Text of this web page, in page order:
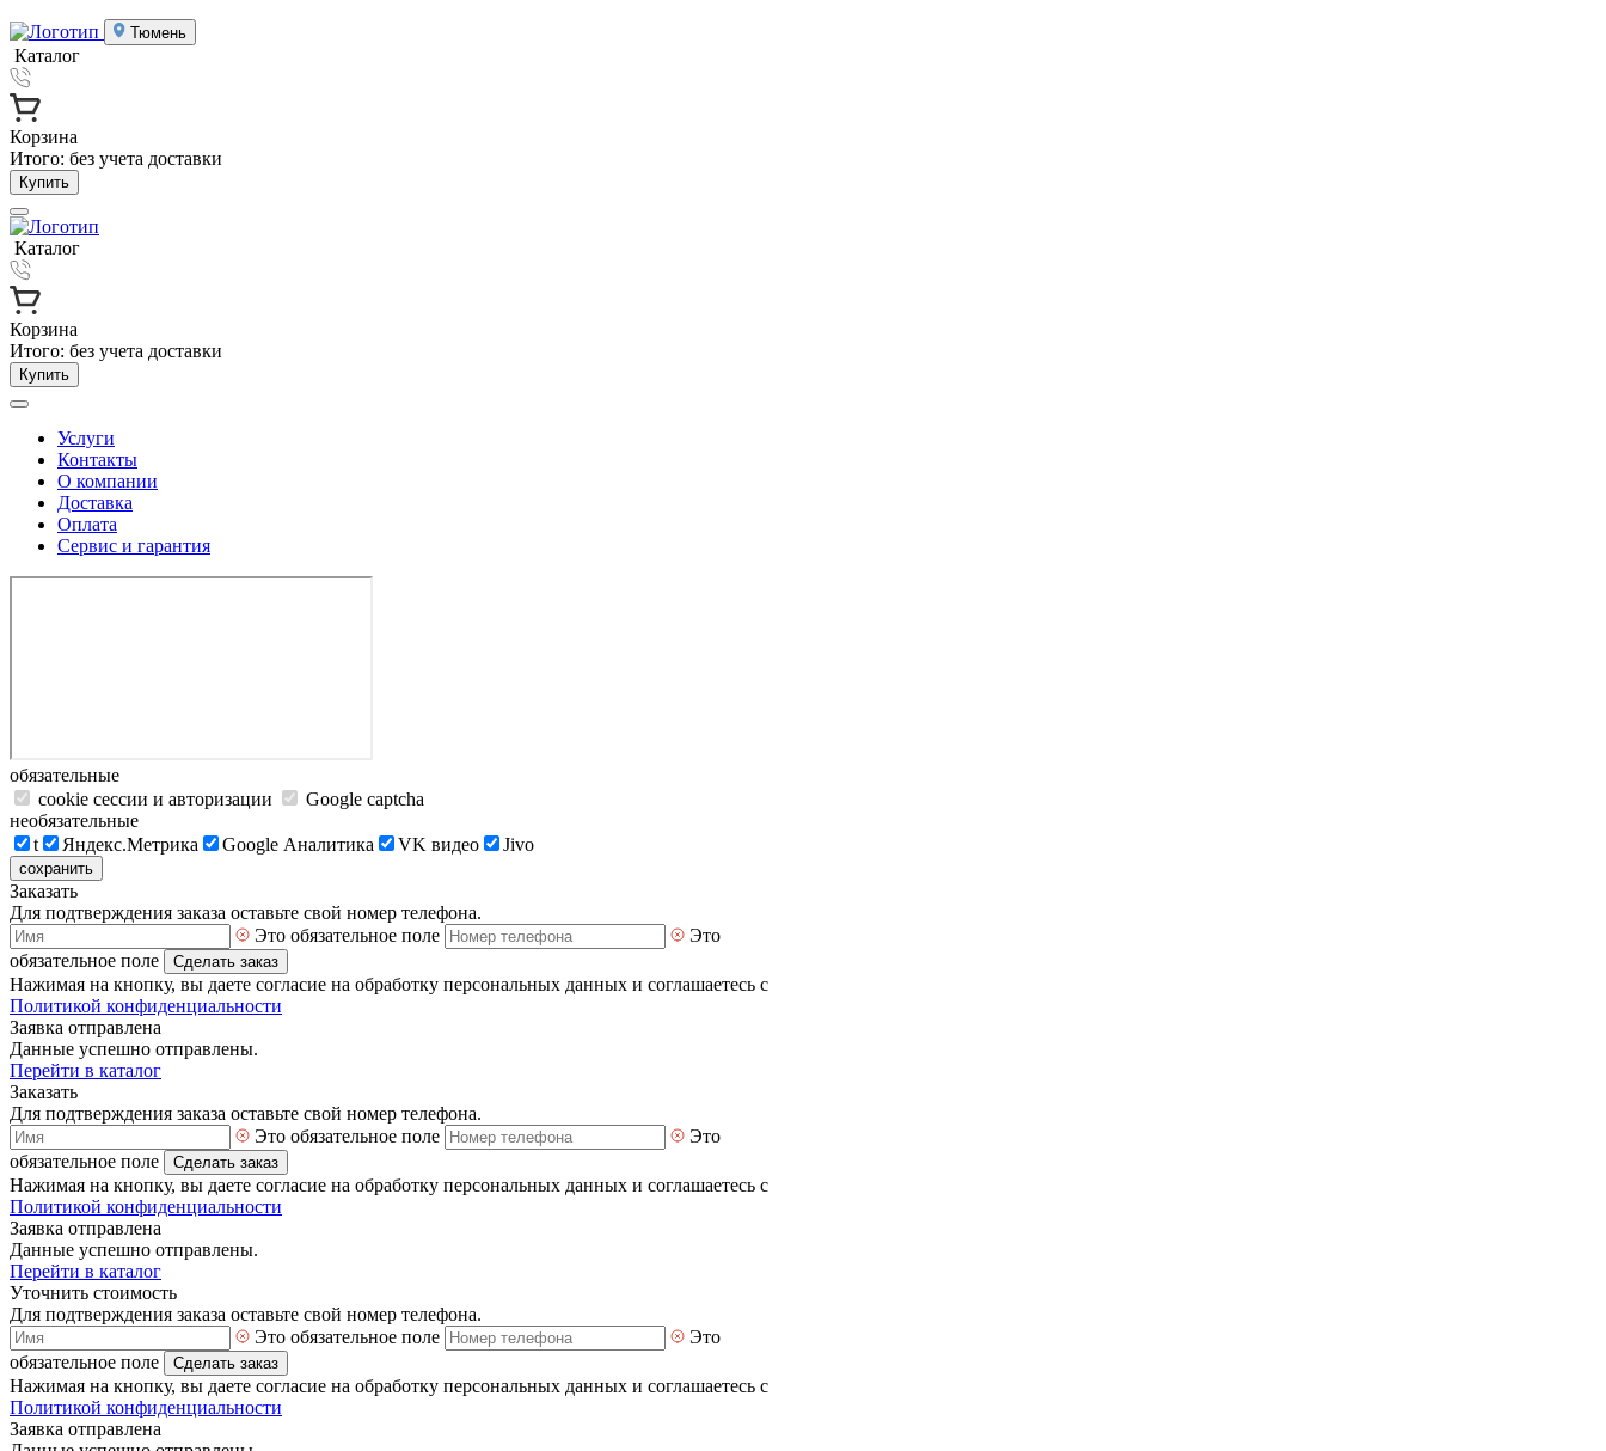
Тюмень
Каталог
Корзина
Итого: без учета доставки
Купить
Каталог
Корзина
Итого: без учета доставки
Купить
Услуги
Контакты
О компании
Доставка
Оплата
Сервис и гарантия
обязательные
cookie сессии и авторизации
Google captcha
необязательные
t
Яндекс.Метрика Google Аналитика VK видео Jivo
сохранить
Заказать
Для подтверждения заказа оставьте свой номер телефона.
Это обязательное поле
Это
обязательное поле
Сделать заказ
Нажимая на кнопку, вы даете согласие на обработку персональных данных и соглашаетесь с
Политикой конфиденциальности
Заявка отправлена
Данные успешно отправлены.
Перейти в каталог
Заказать
Для подтверждения заказа оставьте свой номер телефона.
Это обязательное поле
Это
обязательное поле
Сделать заказ
Нажимая на кнопку, вы даете согласие на обработку персональных данных и соглашаетесь с
Политикой конфиденциальности
Заявка отправлена
Данные успешно отправлены.
Перейти в каталог
Уточнить стоимость
Для подтверждения заказа оставьте свой номер телефона.
Это обязательное поле
Это
обязательное поле
Сделать заказ
Нажимая на кнопку, вы даете согласие на обработку персональных данных и соглашаетесь с
Политикой конфиденциальности
Заявка отправлена